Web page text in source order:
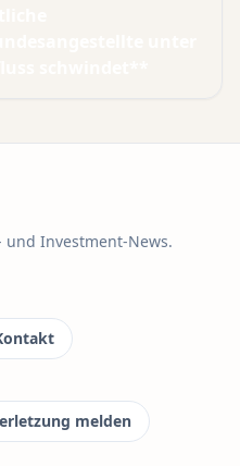
und Investment-News.
melden